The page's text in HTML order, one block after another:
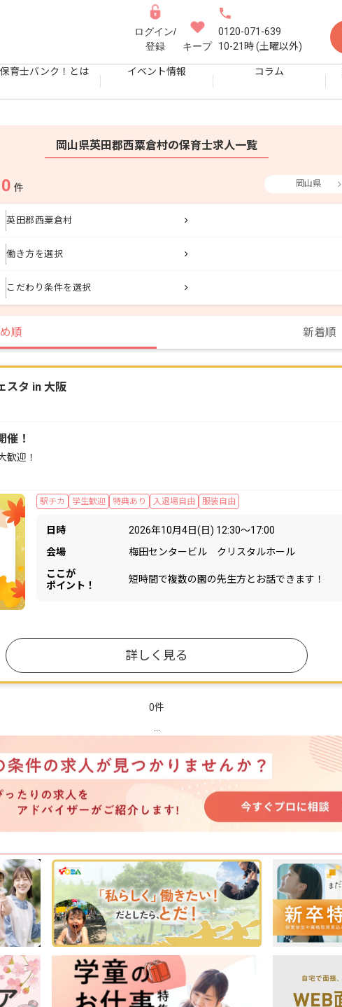
ログイン/
登録
キープ
0120-071-639
10-21時 (土曜以外)
保育士バンク！とは イベント情報 コラム
岡山県英田郡西粟倉村の保育士求人一覧
0 件 岡山県
英田郡西粟倉村
働き方を選択
こだわり条件を選択
順 新着順
スタ in 大阪
催！
駅チカ 学生歓迎 特典あり 入退場自由 服装自由
歓迎！
日時
2026年10月4日(日) 12:30〜17:00
会場
梅田センタービル クリスタルホール
ここが
ポイント！
短時間で複数の園の先生方とお話できます！
詳しく見る
0件